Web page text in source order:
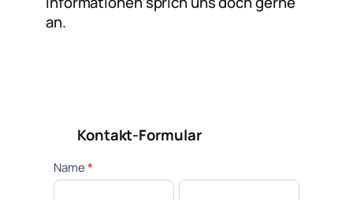
an.
Kontakt-Formular
Kontakt
Name*
Vorname Nachname